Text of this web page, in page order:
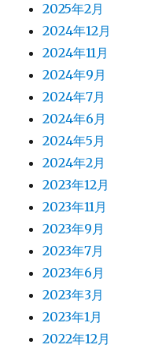
2025年2月
2024年12月
2024年11月
2024年9月
2024年7月
2024年6月
2024年5月
2024年2月
2023年12月
2023年11月
2023年9月
2023年7月
2023年6月
2023年3月
2023年1月
2022年12月